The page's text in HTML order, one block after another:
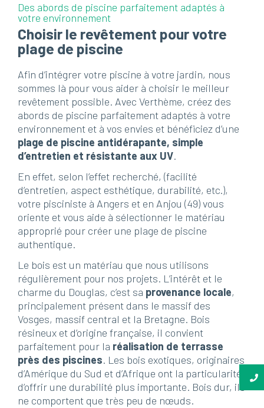
Des abords de piscine parfaitement adaptés à
votre environnement
Choisir le revêtement pour votre
plage de piscine
Afin d’intégrer votre piscine à votre jardin, nous
sommes là pour vous aider à choisir le meilleur
revêtement possible. Avec Verthème, créez des
abords de piscine parfaitement adaptés à votre
environnement et à vos envies et bénéficiez d’une
plage de piscine antidérapante, simple
d’entretien et résistante aux UV.
En effet, selon l’effet recherché, (facilité
d’entretien, aspect esthétique, durabilité, etc.),
votre pisciniste à Angers et en Anjou (49) vous
oriente et vous aide à sélectionner le matériau
approprié pour créer une plage de piscine
authentique.
Le bois est un matériau que nous utilisons
régulièrement pour nos projets. L’intérêt et le
charme du Douglas, c’est sa provenance locale,
principalement présent dans le massif des
Vosges, massif central et la Bretagne. Bois
résineux et d’origine française, il convient
parfaitement pour la réalisation de terrasse
près des piscines. Les bois exotiques, originaires
d’Amérique du Sud et d’Afrique ont la particularité
d’offrir une durabilité plus importante. Bois dur, ils
ne comportent que très peu de nœuds.